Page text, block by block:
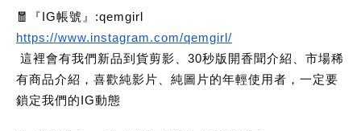
🧧『IG帳號』:qemgirl
https://www.instagram.com/qemgirl/
這裡會有我們新品到貨剪影、30秒版開香聞介紹、市場稀
有商品介紹，喜歡純影片、純圖片的年輕使用者，一定要
鎖定我們的IG動態